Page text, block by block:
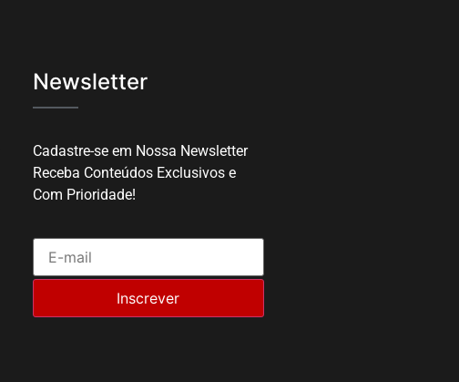
Newsletter
Cadastre-se em Nossa Newsletter
Receba Conteúdos Exclusivos e
Com Prioridade!